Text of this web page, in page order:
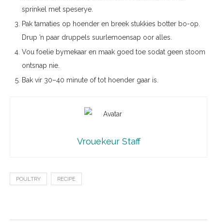
sprinkel met speserye.
Pak tamaties op hoender en breek stukkies botter bo-op.
Drup ’n paar druppels suurlemoensap oor alles.
Vou foelie bymekaar en maak goed toe sodat geen stoom
ontsnap nie.
Bak vir 30–40 minute of tot hoender gaar is.
Vrouekeur Staff
POULTRY RECIPE